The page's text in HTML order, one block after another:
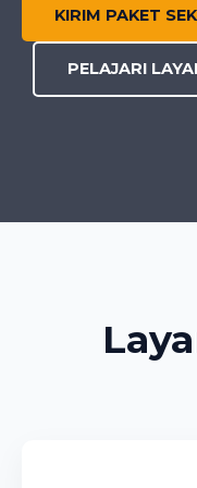
KIRIM PAKET
PELAJARI